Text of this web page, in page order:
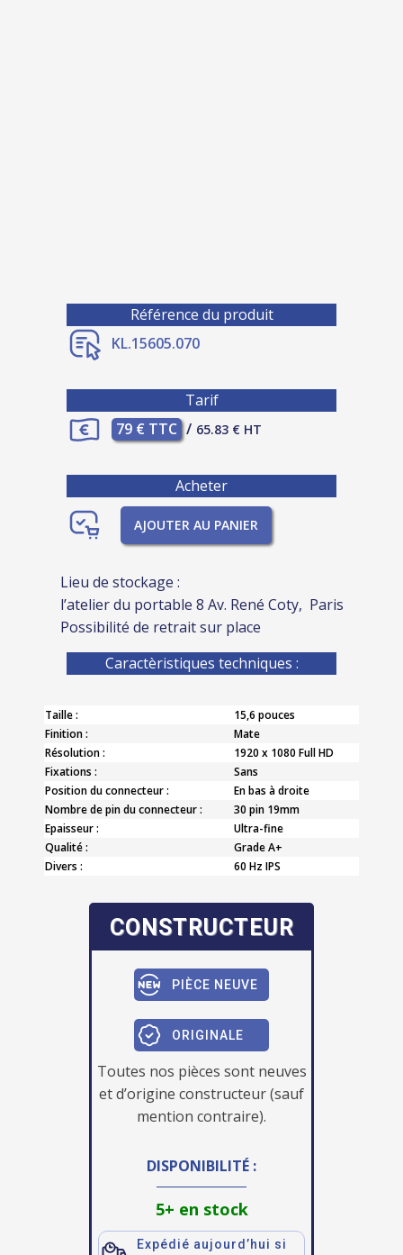
Référence du produit
KL.15605.070
Tarif
79 € TTC / 65.83 € HT
Acheter
AJOUTER AU PANIER
Lieu de stockage :
l’atelier du portable 8 Av. René Coty, Paris
Possibilité de retrait sur place
Caractèristiques techniques :
Taille :
15,6 pouces
Finition :
Mate
Résolution :
1920 x 1080 Full HD
Fixations :
Sans
Position du connecteur :
En bas à droite
Nombre de pin du connecteur :
30 pin 19mm
Epaisseur :
Ultra-fine
Qualité :
Grade A+
Divers :
60 Hz IPS
CONSTRUCTEUR
PIÈCE NEUVE
ORIGINALE
Toutes nos pièces sont neuves
et d’origine constructeur (sauf
mention contraire).
DISPONIBILITÉ :
5+ en stock
Expédié aujourd’hui si